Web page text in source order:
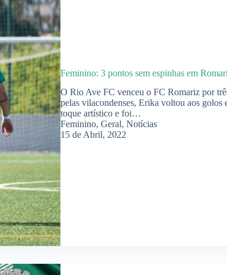
Feminino: 3 pontos sem espinhas em
O Rio Ave FC venceu o FC Romariz por
pelas vilacondenses, Erika voltou aos
toque artístico e foi…
Feminino,Geral,Notícias
15 de Abril, 2022